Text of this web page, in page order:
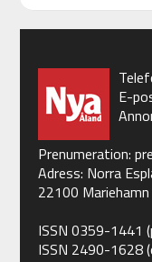
E-
Prenumeration:
Adress: Norra
22100 Mariehamn
ISSN 0359-1441
ISSN 2490-1628